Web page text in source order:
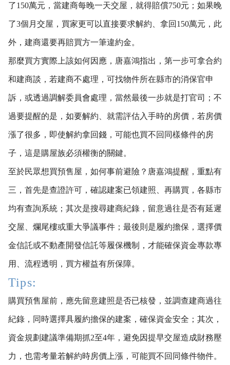
了150萬元，當建商每晚一天交屋，就得賠償750元；如果晚
了3個月交屋，買家更可以直接要求解約、拿回150萬元，此
外，建商還要再賠買方一筆違約金。
那麼買方實際上該如何因應，唐嘉鴻指出，第一步可拿合約
和建商談，若建商不處理，可找物件所在縣市的消保官申
訴，或透過調解委員會處理，當然最後一步就是打官司；不
過要提醒的是，如要解約、就需評估入手時的房價，若房價
漲了很多，即使解約拿回錢，可能也買不回同樣條件的房
子，這是購屋族必須權衡的關鍵。
至於民眾想買預售屋，如何事前避險？唐嘉鴻提醒，重點有
三，首先是查證許可，確認建案已領建照、再購買，各縣市
均有查詢系統；其次是搜尋建商紀錄，留意過往是否有延遲
交屋、爛尾樓或重大爭議事件；最後則是履約擔保，選擇價
金信託或不動產開發信託等履保機制，才能確保資金專款專
用、流程透明，買方權益有所保障。
Tips:
購買預售屋前，應先留意建照是否已核發，並調查建商過往
紀錄，同時選擇具履約擔保的建案，確保資金安全；其次，
資金規劃建議準備期抓2至4年，避免因提早交屋造成財務壓
力，也需考量若解約時房價上漲，可能買不回同條件物件。